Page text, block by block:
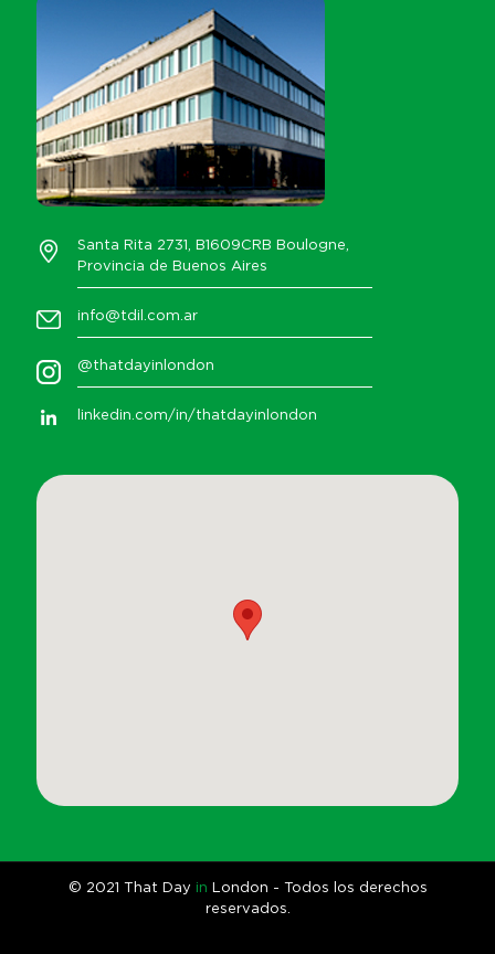
Santa Rita 2731, B1609CRB Boulogne,
Provincia de Buenos Aires
info@tdil.com.ar
@thatdayinlondon
linkedin.com/in/thatdayinlondon
© 2021 That Day in London - Todos los derechos
reservados.